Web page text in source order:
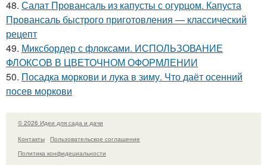
48. Салат Провансаль из капусты с огурцом. Капуста
Провансаль быстрого приготовления — классический
рецепт
49. Миксбордер с флоксами. ИСПОЛЬЗОВАНИЕ
ФЛОКСОВ В ЦВЕТОЧНОМ ОФОРМЛЕНИИ
50. Посадка моркови и лука в зиму. Что даёт осенний
посев моркови
© 2026 Идеи для сада и дачи
Контакты
Пользовательское соглашение
Политика конфидециальности